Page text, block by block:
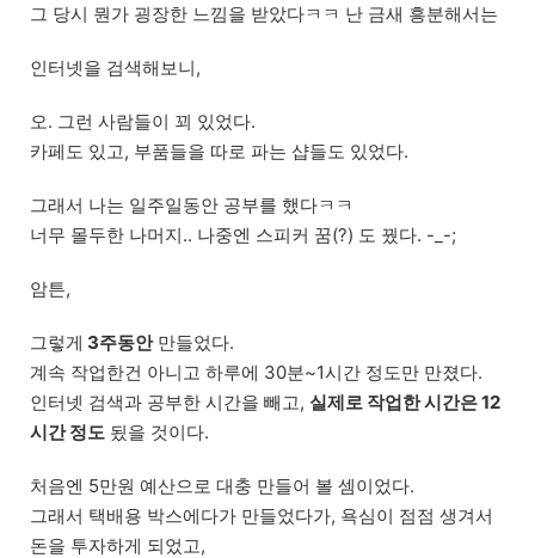
그 당시 뭔가 굉장한 느낌을 받았다ㅋㅋ 난 금새 흥분해서는
인터넷을 검색해보니,
오. 그런 사람들이 꾀 있었다.
카페도 있고, 부품들을 따로 파는 샵들도 있었다.
그래서 나는 일주일동안 공부를 했다ㅋㅋ
너무 몰두한 나머지.. 나중엔 스피커 꿈(?) 도 꿨다. -_-;
암튼,
그렇게 3주동안만들었다.
계속 작업한건 아니고 하루에 30분~1시간 정도만 만졌다.
인터넷 검색과 공부한 시간을 빼고, 실제로 작업한 시간은 12
시간 정도 됬을 것이다.
처음엔 5만원 예산으로 대충 만들어 볼 셈이었다.
그래서 택배용 박스에다가 만들었다가, 욕심이 점점 생겨서
돈을 투자하게 되었고,